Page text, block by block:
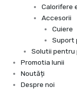
Calorifere
Accesorii
Cuiere
Suport
Solutii pentru
Promotia lunii
Noutăți
Despre noi